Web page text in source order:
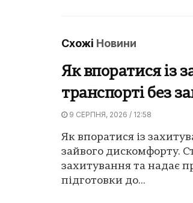
Схожі Новини
Як впоратися із
транспорті без
9 СЕРПНЯ, 2026 / 12:58
Як впоратися із
зайвого дискомфорту.
захитування та надає
підготовки до...